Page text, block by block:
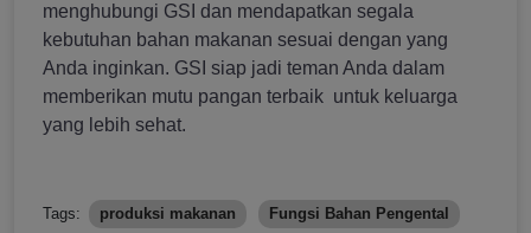
menghubungi GSI dan mendapatkan segala
kebutuhan bahan makanan sesuai dengan yang
Anda inginkan. GSI siap jadi teman Anda dalam
memberikan mutu pangan terbaik untuk keluarga
yang lebih sehat.
Tags: produksi makanan
Fungsi Bahan Pengental